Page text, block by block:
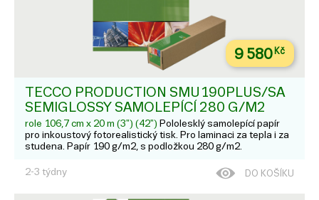
9 580Kč
TECCO PRODUCTION SMU190PLUS/SA
SEMIGLOSSY SAMOLEPÍCÍ 280 G/M2
role 106,7 cm x 20 m (3") (42") Pololesklý samolepící papír
pro inkoustový fotorealistický tisk. Pro laminaci za tepla i za
studena. Papír 190 g/m2, s podložkou 280 g/m2.
2-3 týdny DO KOŠÍKU